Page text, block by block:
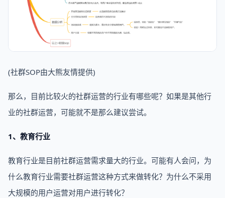
(社群SOP由大熊友情提供)
那么，目前比较火的社群运营的行业有哪些呢？如果是其他行
业的社群运营，可能就不是那么建议尝试。
1、教育行业
教育行业是目前社群运营需求量大的行业。可能有人会问，为
什么教育行业需要社群运营这种方式来做转化？为什么不采用
大规模的用户运营对用户进行转化？